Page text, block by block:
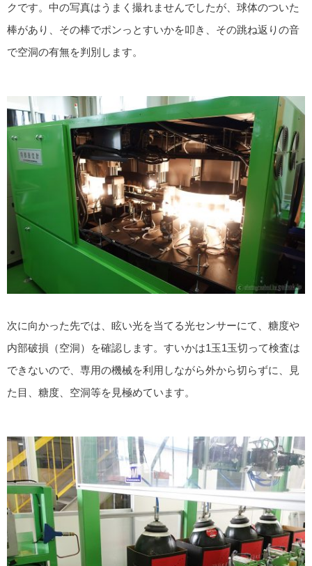
クです。中の写真はうまく撮れませんでしたが、球体のついた
棒があり、その棒でポンっとすいかを叩き、その跳ね返りの音
で空洞の有無を判別します。
次に向かった先では、眩い光を当てる光センサーにて、糖度や
内部破損（空洞）を確認します。すいかは1玉1玉切って検査は
できないので、専用の機械を利用しながら外から切らずに、見
た目、糖度、空洞等を見極めています。